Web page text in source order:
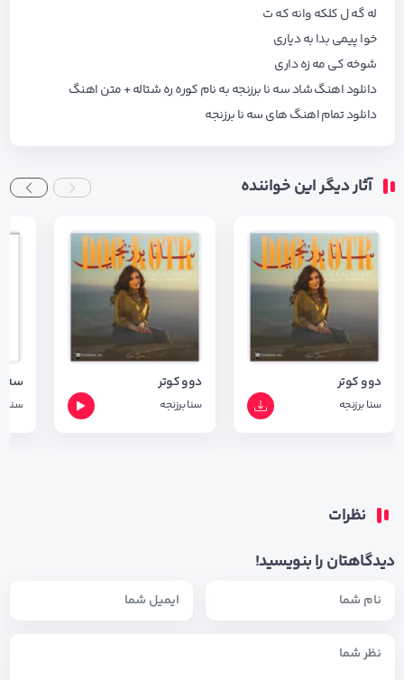
له گه ل کلکه وانه که ت
خوا پیمی بدا به دیاری
شوخه کی مه زه داری
دانلود اهنگ شاد سه نا برزنجه به نام کوره ره شتاله + متن اهنگ
دانلود تمام اهنگ های سه نا برزنجه
آثار دیگر این خواننده
دوو کوتر
سنا برزنجه
دوو کوتر
سنا برزنجه
سه
سنا
نظرات
دیدگاهتان را بنویسید!